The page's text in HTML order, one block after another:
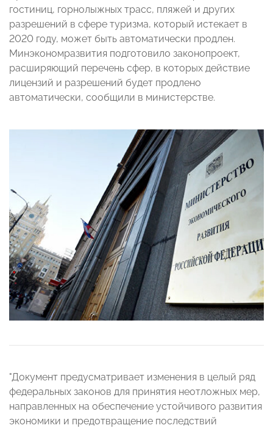
гостиниц, горнолыжных трасс, пляжей и других
разрешений в сфере туризма, который истекает в
2020 году, может быть автоматически продлен.
Минэкономразвития подготовило законопроект,
расширяющий перечень сфер, в которых действие
лицензий и разрешений будет продлено
автоматически, сообщили в министерстве.
"Документ предусматривает изменения в целый ряд
федеральных законов для принятия неотложных мер,
направленных на обеспечение устойчивого развития
экономики и предотвращение последствий